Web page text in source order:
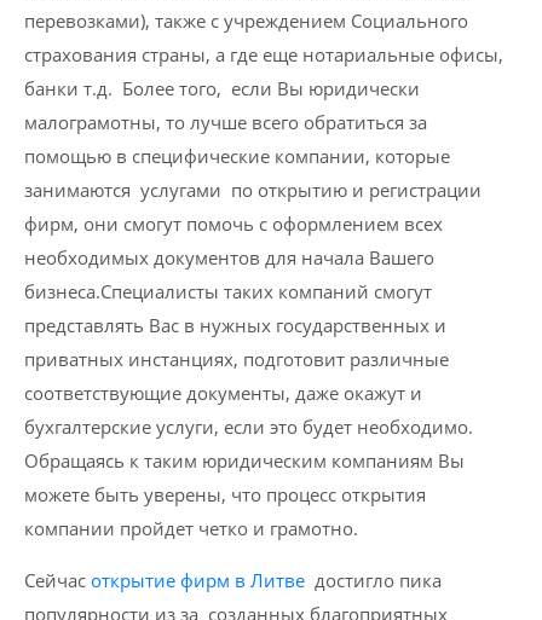
перевозками), также с учреждением Социального
страхования страны, а где еще нотариальные офисы,
банки т.д. Более того, если Вы юридически
малограмотны, то лучше всего обратиться за
помощью в специфические компании, которые
занимаются услугами по открытию и регистрации
фирм, они смогут помочь с оформлением всех
необходимых документов для начала Вашего
бизнеса.Специалисты таких компаний смогут
представлять Вас в нужных государственных и
приватных инстанциях, подготовит различные
соответствующие документы, даже окажут и
бухгалтерские услуги, если это будет необходимо.
Обращаясь к таким юридическим компаниям Вы
можете быть уверены, что процесс открытия
компании пройдет четко и грамотно.
Сейчас открытие фирм в Литве достигло пика
популярности из за созданных благоприятных